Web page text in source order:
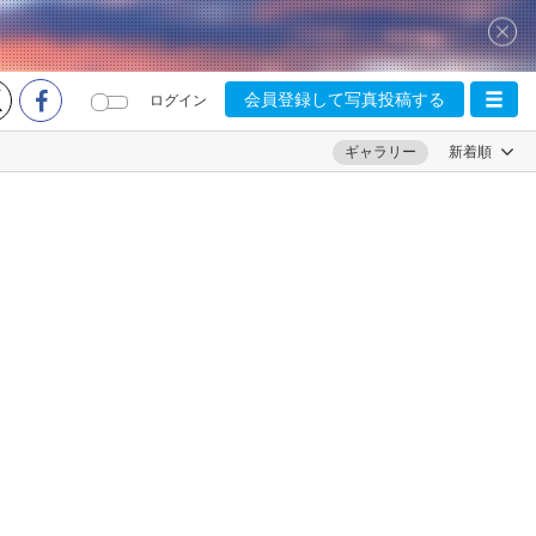
ログイン 会員登録して写真投稿する
ギャラリー 新着順